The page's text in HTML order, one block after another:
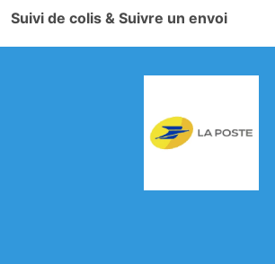
Suivi de colis & Suivre un envoi